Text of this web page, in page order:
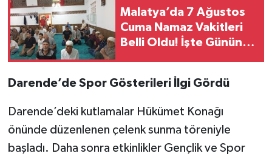
Malatya’da 7 Ağustos
Cuma Namaz Vakitleri
Belli Oldu! İşte Günün
Darende’de Spor Gösterileri İlgi Gördü
Darende’deki kutlamalar Hükümet Konağı
önünde düzenlenen çelenk sunma töreniyle
başladı. Daha sonra etkinlikler Gençlik ve Spor